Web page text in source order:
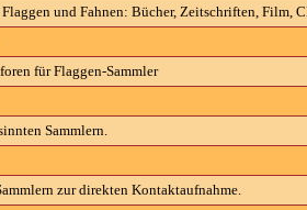
Flaggen und Fahnen: Bücher, Zeitschriften,
für Flaggen-Sammler
Sammlern.
zur direkten Kontaktaufnahme.